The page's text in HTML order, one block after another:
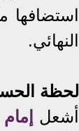
استضافها
النهائي.
لحظة
أشعل